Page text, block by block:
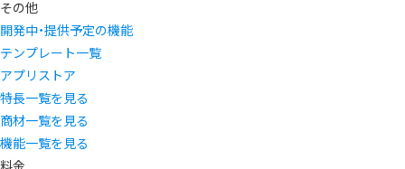
その他
開発中・提供予定の機能
テンプレート一覧
アプリストア
特長一覧を見る
商材一覧を見る
機能一覧を見る